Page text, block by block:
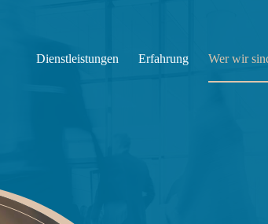
Dienstleistungen
Erfahrung Wer wir